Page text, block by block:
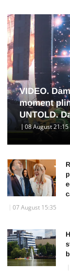
VIDEO.
moment
UNTOLD.
08 August 21:15
07 August 15:35